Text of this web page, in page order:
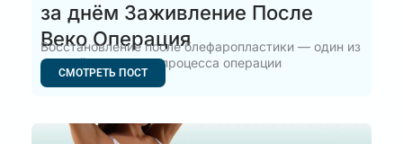
за днём Заживление После
Веко Операция
Восстановление после блефаропластики — один из
важнейших этапов процесса операции
СМОТРЕТЬ ПОСТ